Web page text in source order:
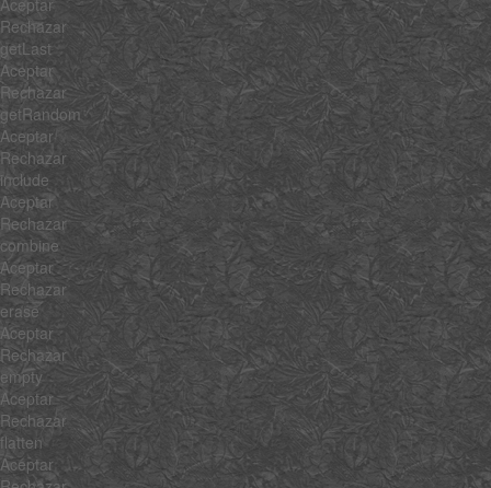
Rechazar
getLast
Aceptar
Rechazar
getRandom
Aceptar
Rechazar
include
Aceptar
Rechazar
combine
Aceptar
Rechazar
erase
Aceptar
Rechazar
empty
Aceptar
Rechazar
flatten
Aceptar